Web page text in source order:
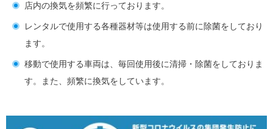
店内の換気を頻繁に行っております。
レンタルで使用する各種器材等は使用する前に除菌をしており
ます。
移動で使用する車両は、毎回使用後に清掃・除菌をしておりま
す。また、頻繁に換気をしています。